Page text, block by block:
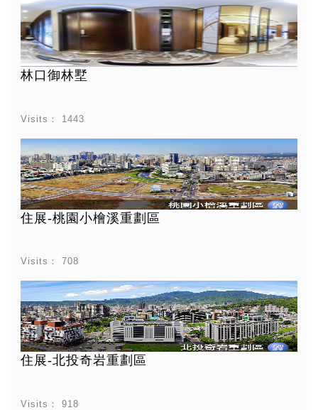
林口御林墅
Visits： 1443
住展-桃園小檜溪重劃區
Visits：708
住展-北投奇岩重劃區
Visits：918